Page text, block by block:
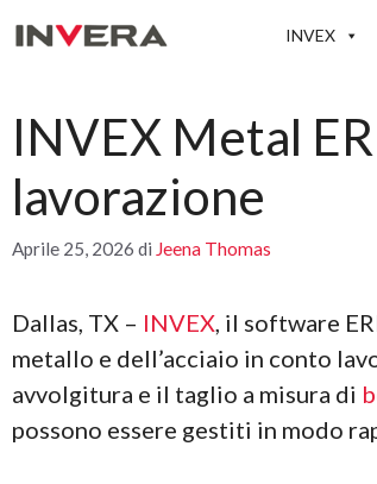
INVEX
INVEX Metal
lavorazione
Aprile 25, 2026 di Jeena Thomas
Dallas, TX – INVEX , il software
metallo e dell’acciaio in conto
avvolgitura e il taglio a misura di
possono essere gestiti in modo